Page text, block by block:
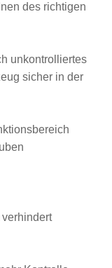
des richtigen
unkontrolliertes
sicher in der